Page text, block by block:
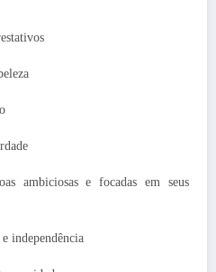
ambiciosas e focadas em seus
independência